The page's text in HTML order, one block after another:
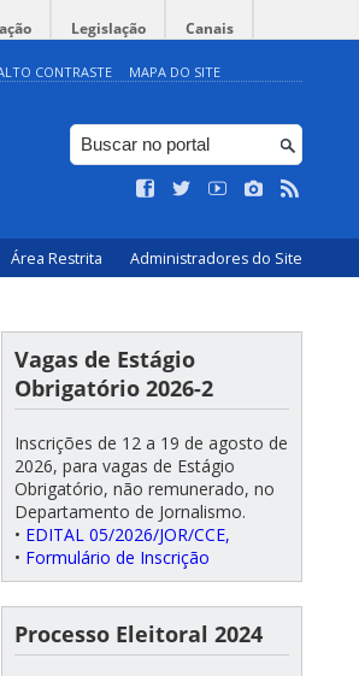
Legislação Canais
CONTRASTE MAPA DO SITE
Área Restrita Administradores do Site
Vagas de Estágio
Obrigatório 2026-2
Inscrições de 12 a 19 de agosto de
2026, para vagas de Estágio
Obrigatório, não remunerado, no
Departamento de Jornalismo.
• EDITAL 05/2026/JOR/CCE,
• Formulário de Inscrição
Processo Eleitoral 2024